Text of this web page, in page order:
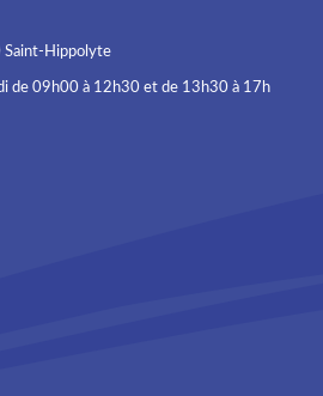
Saint-Hippolyte
de 09h00 à 12h30 et de 13h30 à 17h